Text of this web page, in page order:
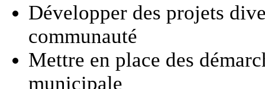
Développer des projets
communauté
Mettre en place des
municipale